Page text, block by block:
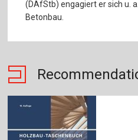
(DAfStb) engagiert er sich u.
Betonbau.